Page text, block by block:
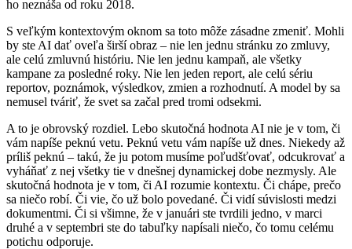
ho neznáša od roku 2018.
S veľkým kontextovým oknom sa toto môže zásadne zmeniť. Mohli
by ste AI dať oveľa širší obraz – nie len jednu stránku zo zmluvy,
ale celú zmluvnú históriu. Nie len jednu kampaň, ale všetky
kampane za posledné roky. Nie len jeden report, ale celú sériu
reportov, poznámok, výsledkov, zmien a rozhodnutí. A model by sa
nemusel tváriť, že svet sa začal pred tromi odsekmi.
A to je obrovský rozdiel. Lebo skutočná hodnota AI nie je v tom, či
vám napíše peknú vetu. Peknú vetu vám napíše už dnes. Niekedy až
príliš peknú – takú, že ju potom musíme poľudšťovať, odcukrovať a
vyháňať z nej všetky tie v dnešnej dynamickej dobe nezmysly. Ale
skutočná hodnota je v tom, či AI rozumie kontextu. Či chápe, prečo
sa niečo robí. Či vie, čo už bolo povedané. Či vidí súvislosti medzi
dokumentmi. Či si všimne, že v januári ste tvrdili jedno, v marci
druhé a v septembri ste do tabuľky napísali niečo, čo tomu celému
potichu odporuje.